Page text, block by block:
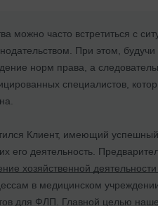
можно часто встретиться с
При этом,
норм права, а
специалистов,
Клиент, имеющий успешный
деятельность.
хозяйственной
в медицинском
для ФЛП. Главной целью